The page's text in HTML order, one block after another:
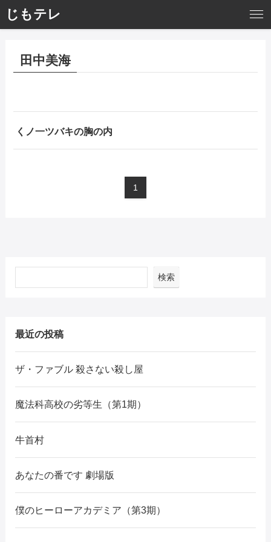
じもテレ
田中美海
くノ一ツバキの胸の内
1
検索
最近の投稿
ザ・ファブル 殺さない殺し屋
魔法科高校の劣等生（第1期）
牛首村
あなたの番です 劇場版
僕のヒーローアカデミア（第3期）